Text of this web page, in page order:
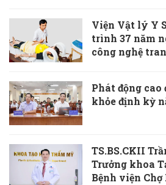
Viện Vật lý Y
trình 37 năm
công nghệ
Phát động
khỏe định kỳ
TS.BS.CKII
Trưởng khoa
Bệnh viện